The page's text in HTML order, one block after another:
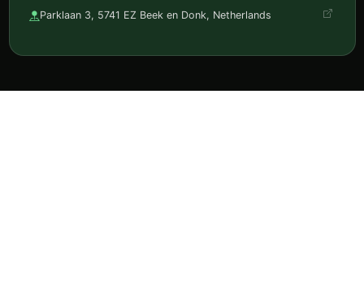
Parklaan 3, 5741 EZ Beek en Donk, Netherlands